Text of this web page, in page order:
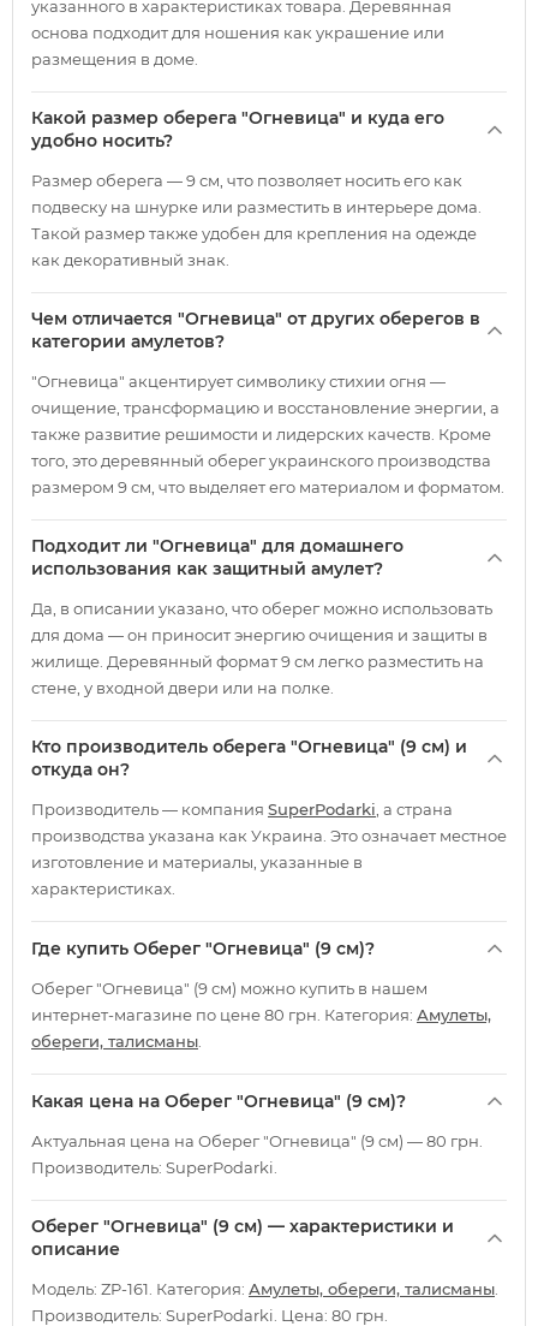
указанного в характеристиках товара. Деревянная
основа подходит для ношения как украшение или
размещения в доме.
Какой размер оберега "Огневица" и куда его
удобно носить?
Размер оберега — 9 см, что позволяет носить его как
подвеску на шнурке или разместить в интерьере дома.
Такой размер также удобен для крепления на одежде
как декоративный знак.
Чем отличается "Огневица" от других оберегов в
категории амулетов?
"Огневица" акцентирует символику стихии огня —
очищение, трансформацию и восстановление энергии, а
также развитие решимости и лидерских качеств. Кроме
того, это деревянный оберег украинского производства
размером 9 см, что выделяет его материалом и форматом.
Подходит ли "Огневица" для домашнего
использования как защитный амулет?
Да, в описании указано, что оберег можно использовать
для дома — он приносит энергию очищения и защиты в
жилище. Деревянный формат 9 см легко разместить на
стене, у входной двери или на полке.
Кто производитель оберега "Огневица" (9 см) и
откуда он?
Производитель — компания SuperPodarki , а страна
производства указана как Украина. Это означает местное
изготовление и материалы, указанные в
характеристиках.
Где купить Оберег "Огневица" (9 см)?
Оберег "Огневица" (9 см) можно купить в нашем
интернет-магазине по цене 80 грн. Категория: Амулеты,
обереги, талисманы
Какая цена на Оберег "Огневица" (9 см)?
Актуальная цена на Оберег "Огневица" (9 см) — 80 грн.
Производитель: SuperPodarki.
Оберег "Огневица" (9 см) — характеристики и
описание
Модель: ZP-161. Категория: Амулеты, обереги, талисманы
Производитель: SuperPodarki. Цена: 80 грн.